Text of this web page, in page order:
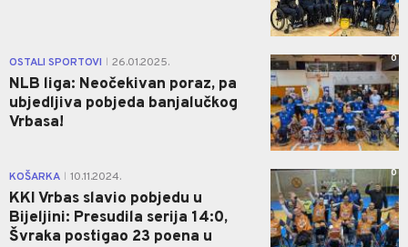
OSTALI SPORTOVI 26.01.2025.
NLB liga: Neočekivan poraz, pa
ubjedljiva pobjeda banjalučkog
Vrbasa!
0
KOŠARKA 10.11.2024.
KKI Vrbas slavio pobjedu u
Bijeljini: Presudila serija 14:0,
Švraka postigao 23 poena u
0